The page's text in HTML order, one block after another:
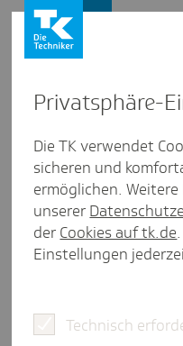
Gute
bach­sche
Posi­tion aus Schles­wig-
Die Grenzen zum
Presse und Politik
Privat­sphäre-
Die TK verwendet
sicheren und
ermöglichen.
unserer
der Cookies auf tk.de
Einstellungen
Technisch